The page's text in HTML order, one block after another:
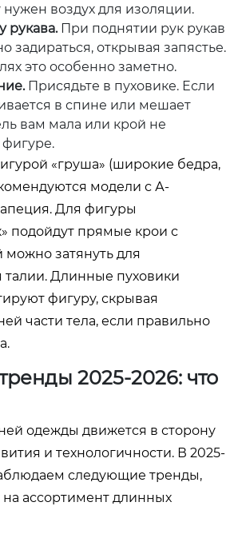
воздух для изоляции.
рукава.При поднятии рук рукав
задираться, открывая запястье.
это особенно заметно.
Присядьте в пуховике. Если
в спине или мешает
вам мала или крой не
«груша» (широкие бедра,
модели с А-
Для фигуры
подойдут прямые крои с
затянуть для
талии. Длинные пуховики
фигуру, скрывая
части тела, если правильно
2025-2026: что
одежды движется в сторону
и технологичности. В 2025-
следующие тренды,
ассортимент длинных